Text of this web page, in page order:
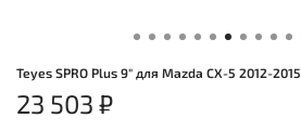
Teyes SPRO Plus 9" для Mazda CX-5 2012-2015
23 503 ₽